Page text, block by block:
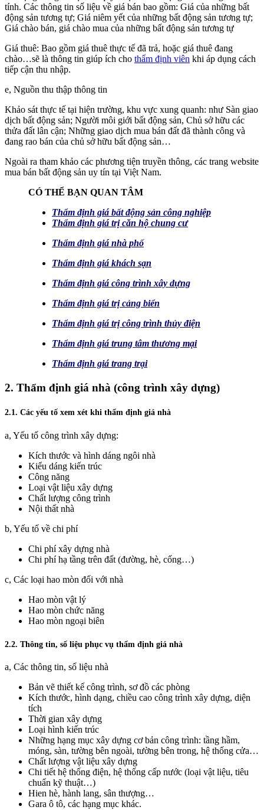
tính. Các thông tin số liệu về giá bán bao gồm: Giá của những bất
động sản tương tự; Giá niêm yết của những bất động sản tương tự;
Giá chào bán, giá chào mua của những bất động sản tương tự
Giá thuê: Bao gồm giá thuê thực tế đã trả, hoặc giá thuê đang
chào…sẽ là thông tin giúp ích cho thẩm định viên khi áp dụng cách
tiếp cận thu nhập.
e, Nguồn thu thập thông tin
Khảo sát thực tế tại hiện trường, khu vực xung quanh: như Sàn giao
dịch bất động sản; Người môi giới bất động sản, Chủ sở hữu các
thửa đất lân cận; Những giao dịch mua bán đất đã thành công và
đang rao bán của chủ sở hữu bất động sản…
Ngoài ra tham khảo các phương tiện truyền thông, các trang website
mua bán bất động sản uy tín tại Việt Nam.
CÓ THỂ BẠN QUAN TÂM
Thẩm định giá bất động sản công nghiệp
Thẩm định giá trị căn hộ chung cư
Thẩm định giá nhà phố
Thẩm định giá khách sạn
Thẩm định giá công trình xây dựng
Thẩm định giá trị cảng biển
Thẩm định giá trị công trình thủy điện
Thẩm định giá trung tâm thương mại
Thẩm định giá trang trại
2. Thẩm định giá nhà (công trình xây dựng)
2.1. Các yếu tố xem xét khi thẩm định giá nhà
a, Yếu tố công trình xây dựng:
Kích thước và hình dáng ngôi nhà
Kiểu dáng kiến trúc
Công năng
Loại vật liệu xây dựng
Chất lượng công trình
Nội thất nhà
b, Yếu tố về chi phí
Chi phí xây dựng nhà
Chi phí hạ tầng trên đất (đường, hè, cống…)
c, Các loại hao mòn đối với nhà
Hao mòn vật lý
Hao mòn chức năng
Hao mòn ngoại biên
2.2. Thông tin, số liệu phục vụ thẩm định giá nhà
a, Các thông tin, số liệu nhà
Bản vẽ thiết kế công trình, sơ đồ các phòng
Kích thước, hình dạng, chiều cao công trình xây dựng, diện
tích
Thời gian xây dựng
Loại hình kiến trúc
Những hạng mục xây dựng cơ bản công trình: tầng hầm,
móng, sàn, tường bên ngoài, tường bên trong, hệ thống cửa…
Chất lượng vật liệu xây dựng
Chi tiết hệ thống điện, hệ thống cấp nước (loại vật liệu, tiêu
chuẩn kỹ thuật…)
Hien hè, hành lang, sân thượng…
Gara ô tô, các hạng mục khác.